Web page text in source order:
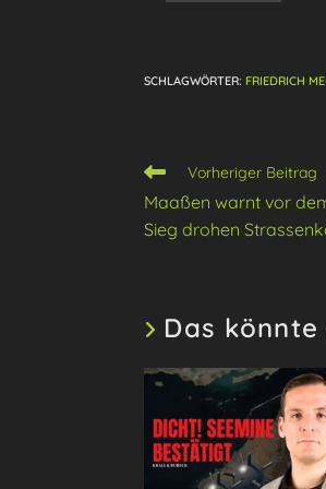
SCHLAGWÖRTER: FRIEDRICH
Weitere
ansehen
Vorheriger Beitrag
Maaßen warnt vor
Sieg drohen
Das